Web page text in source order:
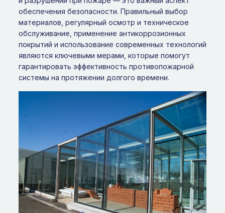
обеспечения безопасности. Правильный выбор
материалов, регулярный осмотр и техническое
обслуживание, применение антикоррозионных
покрытий и использование современных технологий
являются ключевыми мерами, которые помогут
гарантировать эффективность противопожарной
системы на протяжении долгого времени.